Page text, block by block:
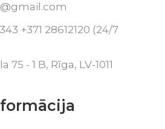
+371 28612120 (24/7
75 - 1 B, Rīga, LV-1011